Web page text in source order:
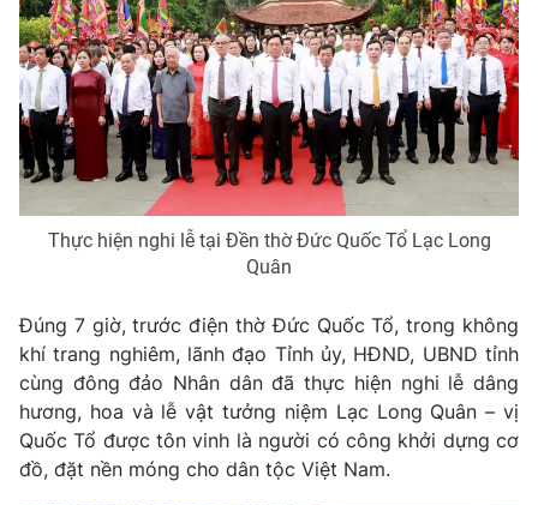
Góc doanh nghiệp
Truyền hình
Phim VTV
Hậu trường
Nhân vật
Khán giả
Giải sao mai
Giải trí
Điện ảnh
Âm nhạc
Sao
Đời sống
Làm đẹp
Giáo dục
Học trực tuyến
Hitech Công nghệ tương lai
Sản phẩm
Thị trường
Tư vấn
Giao lưu trực tuyến
Lịch phát sóng
Thực hiện nghi lễ tại Đền thờ Đức Quốc Tổ Lạc Long
Quân
Đúng 7 giờ, trước điện thờ Đức Quốc Tổ, trong không
khí trang nghiêm, lãnh đạo Tỉnh ủy, HĐND, UBND tỉnh
cùng đông đảo Nhân dân đã thực hiện nghi lễ dâng
hương, hoa và lễ vật tưởng niệm Lạc Long Quân – vị
Quốc Tổ được tôn vinh là người có công khởi dựng cơ
đồ, đặt nền móng cho dân tộc Việt Nam.